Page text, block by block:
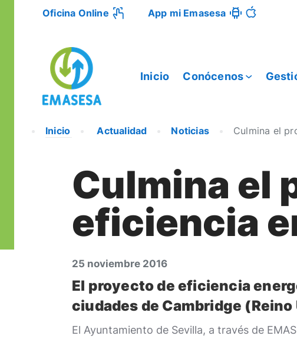
Oficina Online App mi Emasesa
Inicio Conócenos
Inicio Actualidad Noticias Culmina el
Culmina el
eficiencia
25 noviembre 2016
El proyecto de eficiencia
ciudades de Cambridge
El Ayuntamiento de Sevilla, a través de